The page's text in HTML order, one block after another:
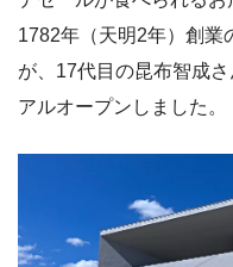
1782年（天明2年）創業
が、17代目の昆布智成
アルオープンしました。